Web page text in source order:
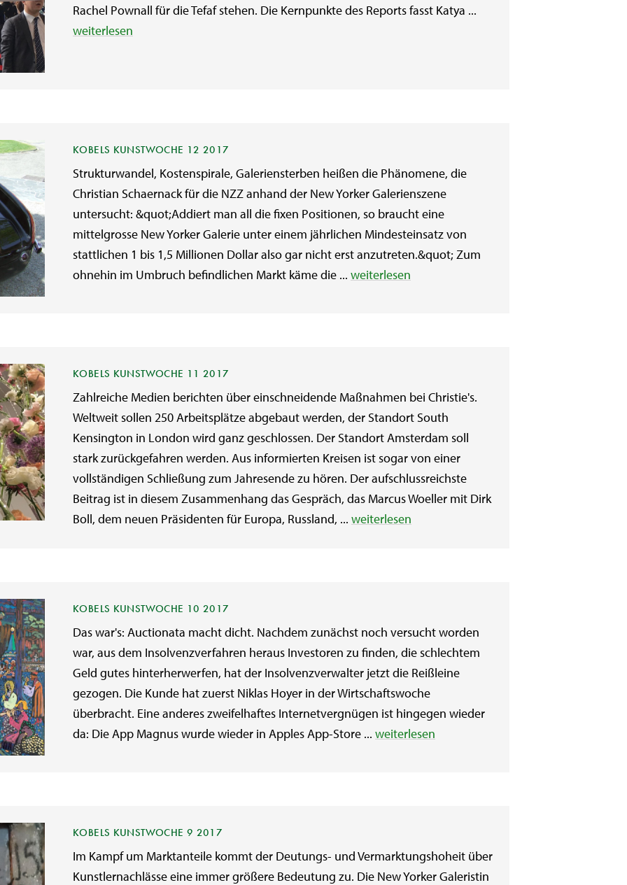
Rachel Pownall für die Tefaf stehen. Die Kernpunkte des Reports fasst Katya ...
weiterlesen
KOBELS KUNSTWOCHE 12 2017
Strukturwandel, Kostenspirale, Galeriensterben heißen die Phänomene, die
Christian Schaernack für die NZZ anhand der New Yorker Galerienszene
untersucht: &quot;Addiert man all die fixen Positionen, so braucht eine
mittelgrosse New Yorker Galerie unter einem jährlichen Mindesteinsatz von
stattlichen 1 bis 1,5 Millionen Dollar also gar nicht erst anzutreten.&quot; Zum
ohnehin im Umbruch befindlichen Markt käme die ... weiterlesen
KOBELS KUNSTWOCHE 11 2017
Zahlreiche Medien berichten über einschneidende Maßnahmen bei Christie's.
Weltweit sollen 250 Arbeitsplätze abgebaut werden, der Standort South
Kensington in London wird ganz geschlossen. Der Standort Amsterdam soll
stark zurückgefahren werden. Aus informierten Kreisen ist sogar von einer
vollständigen Schließung zum Jahresende zu hören. Der aufschlussreichste
Beitrag ist in diesem Zusammenhang das Gespräch, das Marcus Woeller mit Dirk
Boll, dem neuen Präsidenten für Europa, Russland, ... weiterlesen
KOBELS KUNSTWOCHE 10 2017
Das war's: Auctionata macht dicht. Nachdem zunächst noch versucht worden
war, aus dem Insolvenzverfahren heraus Investoren zu finden, die schlechtem
Geld gutes hinterherwerfen, hat der Insolvenzverwalter jetzt die Reißleine
gezogen. Die Kunde hat zuerst Niklas Hoyer in der Wirtschaftswoche
überbracht. Eine anderes zweifelhaftes Internetvergnügen ist hingegen wieder
da: Die App Magnus wurde wieder in Apples App-Store ... weiterlesen
KOBELS KUNSTWOCHE 9 2017
Im Kampf um Marktanteile kommt der Deutungs- und Vermarktungshoheit über
Kunstlernachlässe eine immer größere Bedeutung zu. Die New Yorker Galeristin